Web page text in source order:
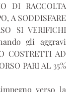
DI RACCOLTA
A SODDISFARE
SI VERIFICHI
gli aggravi
COSTRETTI AD
PARI AL 35%
verso la